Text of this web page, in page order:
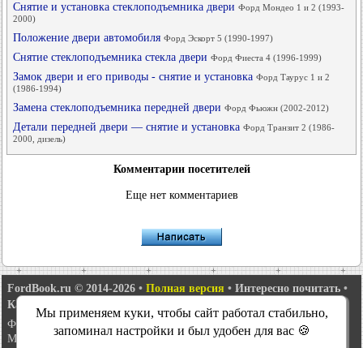
Снятие и установка стеклоподъемника двери Форд Мондео 1 и 2 (1993-
2000)
Положение двери автомобиля Форд Эскорт 5 (1990-1997)
Снятие стеклоподъемника стекла двери Форд Фиеста 4 (1996-1999)
Замок двери и его приводы - снятие и установка Форд Таурус 1 и 2
(1986-1994)
Замена стеклоподъемника передней двери Форд Фьюжн (2002-2012)
Детали передней двери — снятие и установка Форд Транзит 2 (1986-
2000, дизель)
Комментарии посетителей
Еще нет комментариев
FordBook.ru © 2014-2026 • Полная версия • Интересно почитать •
Карта сайта
Фокус 1
Фокус 2 • Мондео 1 Мондео 1 и 2
Мондео 2•Мондео 3•Мондео 4•Эскорт 3• Эскорт 4 •Эскорт 5
Мы применяем куки, чтобы сайт работал стабильно,
запоминал настройки и был удобен для вас 🍪